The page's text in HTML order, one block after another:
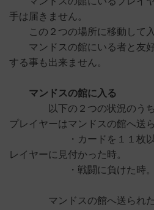
手は届きません。
この２つの場所に移動して入
マンドスの館にいる者と友好
する事も出来ません。
マンドスの館に入る
以下の２つの状況のうち、
プレイヤーはマンドスの館へ送
・カードを１１枚以上
レイヤーに見付かった時。
・戦闘に負けた時。
マンドスの館へ送られたら